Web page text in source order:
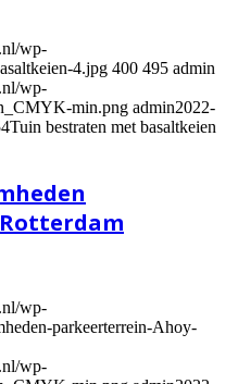
wp-
4.jpg 400 495 admin
wp-
min.png admin2022-
Tuin bestraten met basaltkeien
wp-
parkeerterrein-Ahoy-
wp-